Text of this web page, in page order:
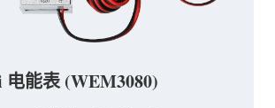
能表 (WEM3080)